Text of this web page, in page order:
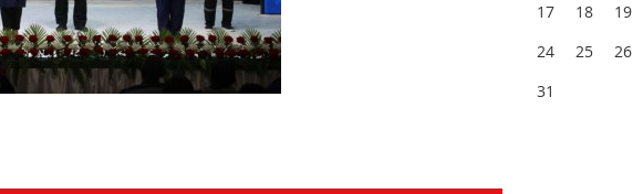
17
18 19
24
25 26
31